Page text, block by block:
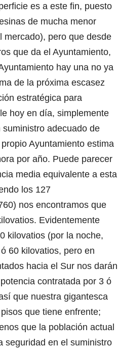
es a este fin, puesto
de mucha menor
mercado), pero que desde
que da el Ayuntamiento,
hay una no ya
de la próxima escasez
estratégica para
hoy en día, simplemente
adecuado de
Ayuntamiento estima
por año. Puede parecer
media equivalente a esta
los 127
nos encontramos que
Evidentemente
kilovatios (por la noche,
60 kilovatios, pero en
hacia el Sur nos darán
contratada por 3 ó
que nuestra gigantesca
que tiene enfrente;
que la población actual
seguridad en el suministro